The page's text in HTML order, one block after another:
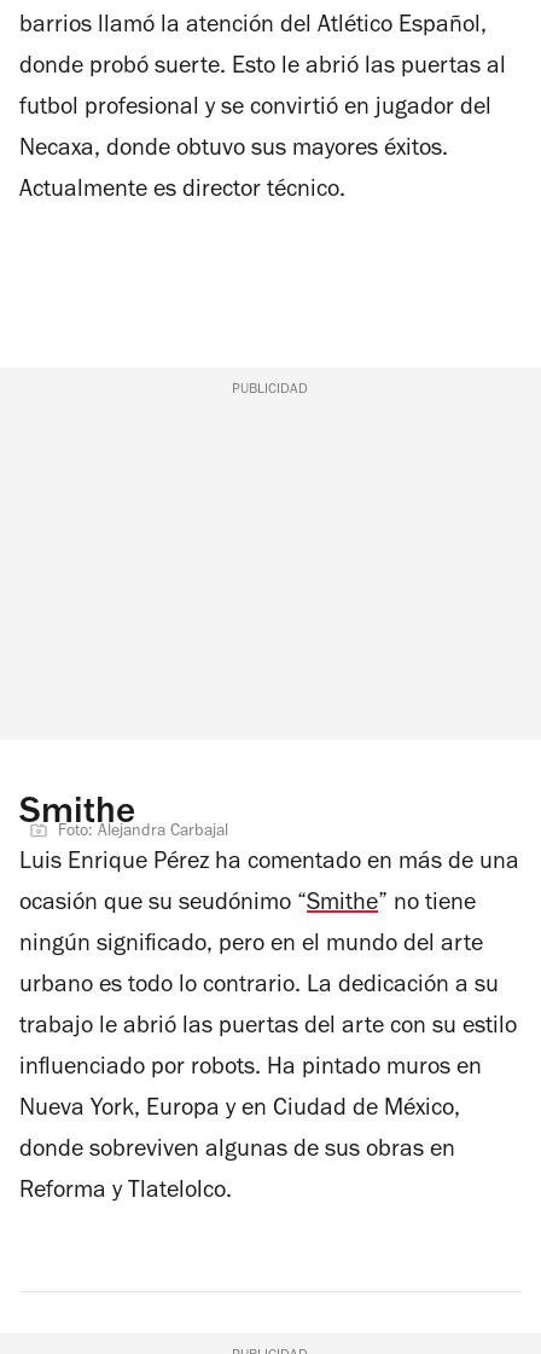
barrios llamó la atención del Atlético Español,
donde probó suerte. Esto le abrió las puertas al
futbol profesional y se convirtió en jugador del
Necaxa, donde obtuvo sus mayores éxitos.
Actualmente es director técnico.
PUBLICIDAD
Smithe
Foto: Alejandra Carbajal
Luis Enrique Pérez ha comentado en más de una
ocasión que su seudónimo “ Smithe” no tiene
ningún significado, pero en el mundo del arte
urbano es todo lo contrario. La dedicación a su
trabajo le abrió las puertas del arte con su estilo
influenciado por robots. Ha pintado muros en
Nueva York, Europa y en Ciudad de México,
donde sobreviven algunas de sus obras en
Reforma y Tlatelolco.